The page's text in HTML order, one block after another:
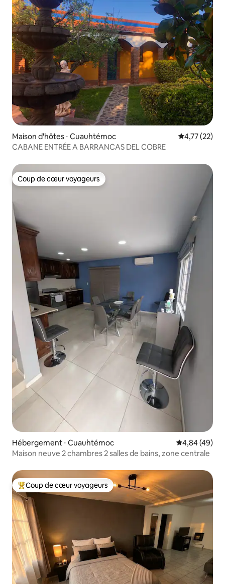
Maison d'hôtes ⋅ Cuauhtémoc Évaluation
4,77 (22)
CABANE ENTRÉE A BARRANCAS DEL COBRE
Coup de cœur voyageurs
Coup de cœur voyageurs
Hébergement ⋅ Cuauhtémoc Évaluation
4,84 (49)
Maison neuve 2 chambres 2 salles de bains, zone centrale
Coups de cœur voyageurs les plus appréciés
Coup de cœur voyageurs